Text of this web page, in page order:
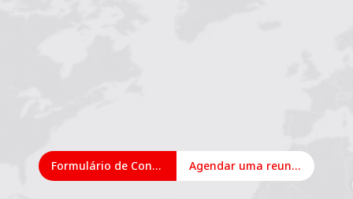
Formulário de Contato Agendar uma reunião on-line